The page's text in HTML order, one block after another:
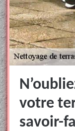
votre
savoir-